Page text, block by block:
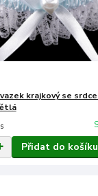
krajkový se
Přidat do košíku